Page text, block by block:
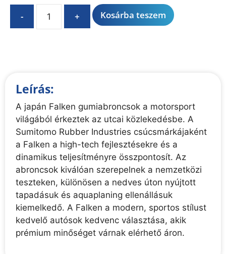
- + Kosárba teszem
i
v
e
:
Leírás:
A japán Falken gumiabroncsok a motorsport
világából érkeztek az utcai közlekedésbe. A
Sumitomo Rubber Industries csúcsmárkájaként
a Falken a high-tech fejlesztésekre és a
dinamikus teljesítményre összpontosít. Az
abroncsok kiválóan szerepelnek a nemzetközi
teszteken, különösen a nedves úton nyújtott
tapadásuk és aquaplaning ellenállásuk
kiemelkedő. A Falken a modern, sportos stílust
kedvelő autósok kedvenc választása, akik
prémium minőséget várnak elérhető áron.